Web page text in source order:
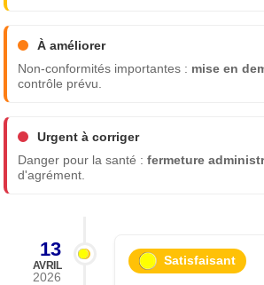
À améliorer
Non-conformités importantes : mise en
contrôle prévu.
Urgent à corriger
Danger pour la santé :fermeture
d'agrément.
13
AVRIL
2026
Satisfaisant